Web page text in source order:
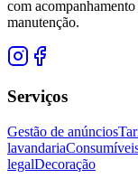
com
manutenção.
Serviços
Gestão de anúncios
lavandaria
legalDecoração